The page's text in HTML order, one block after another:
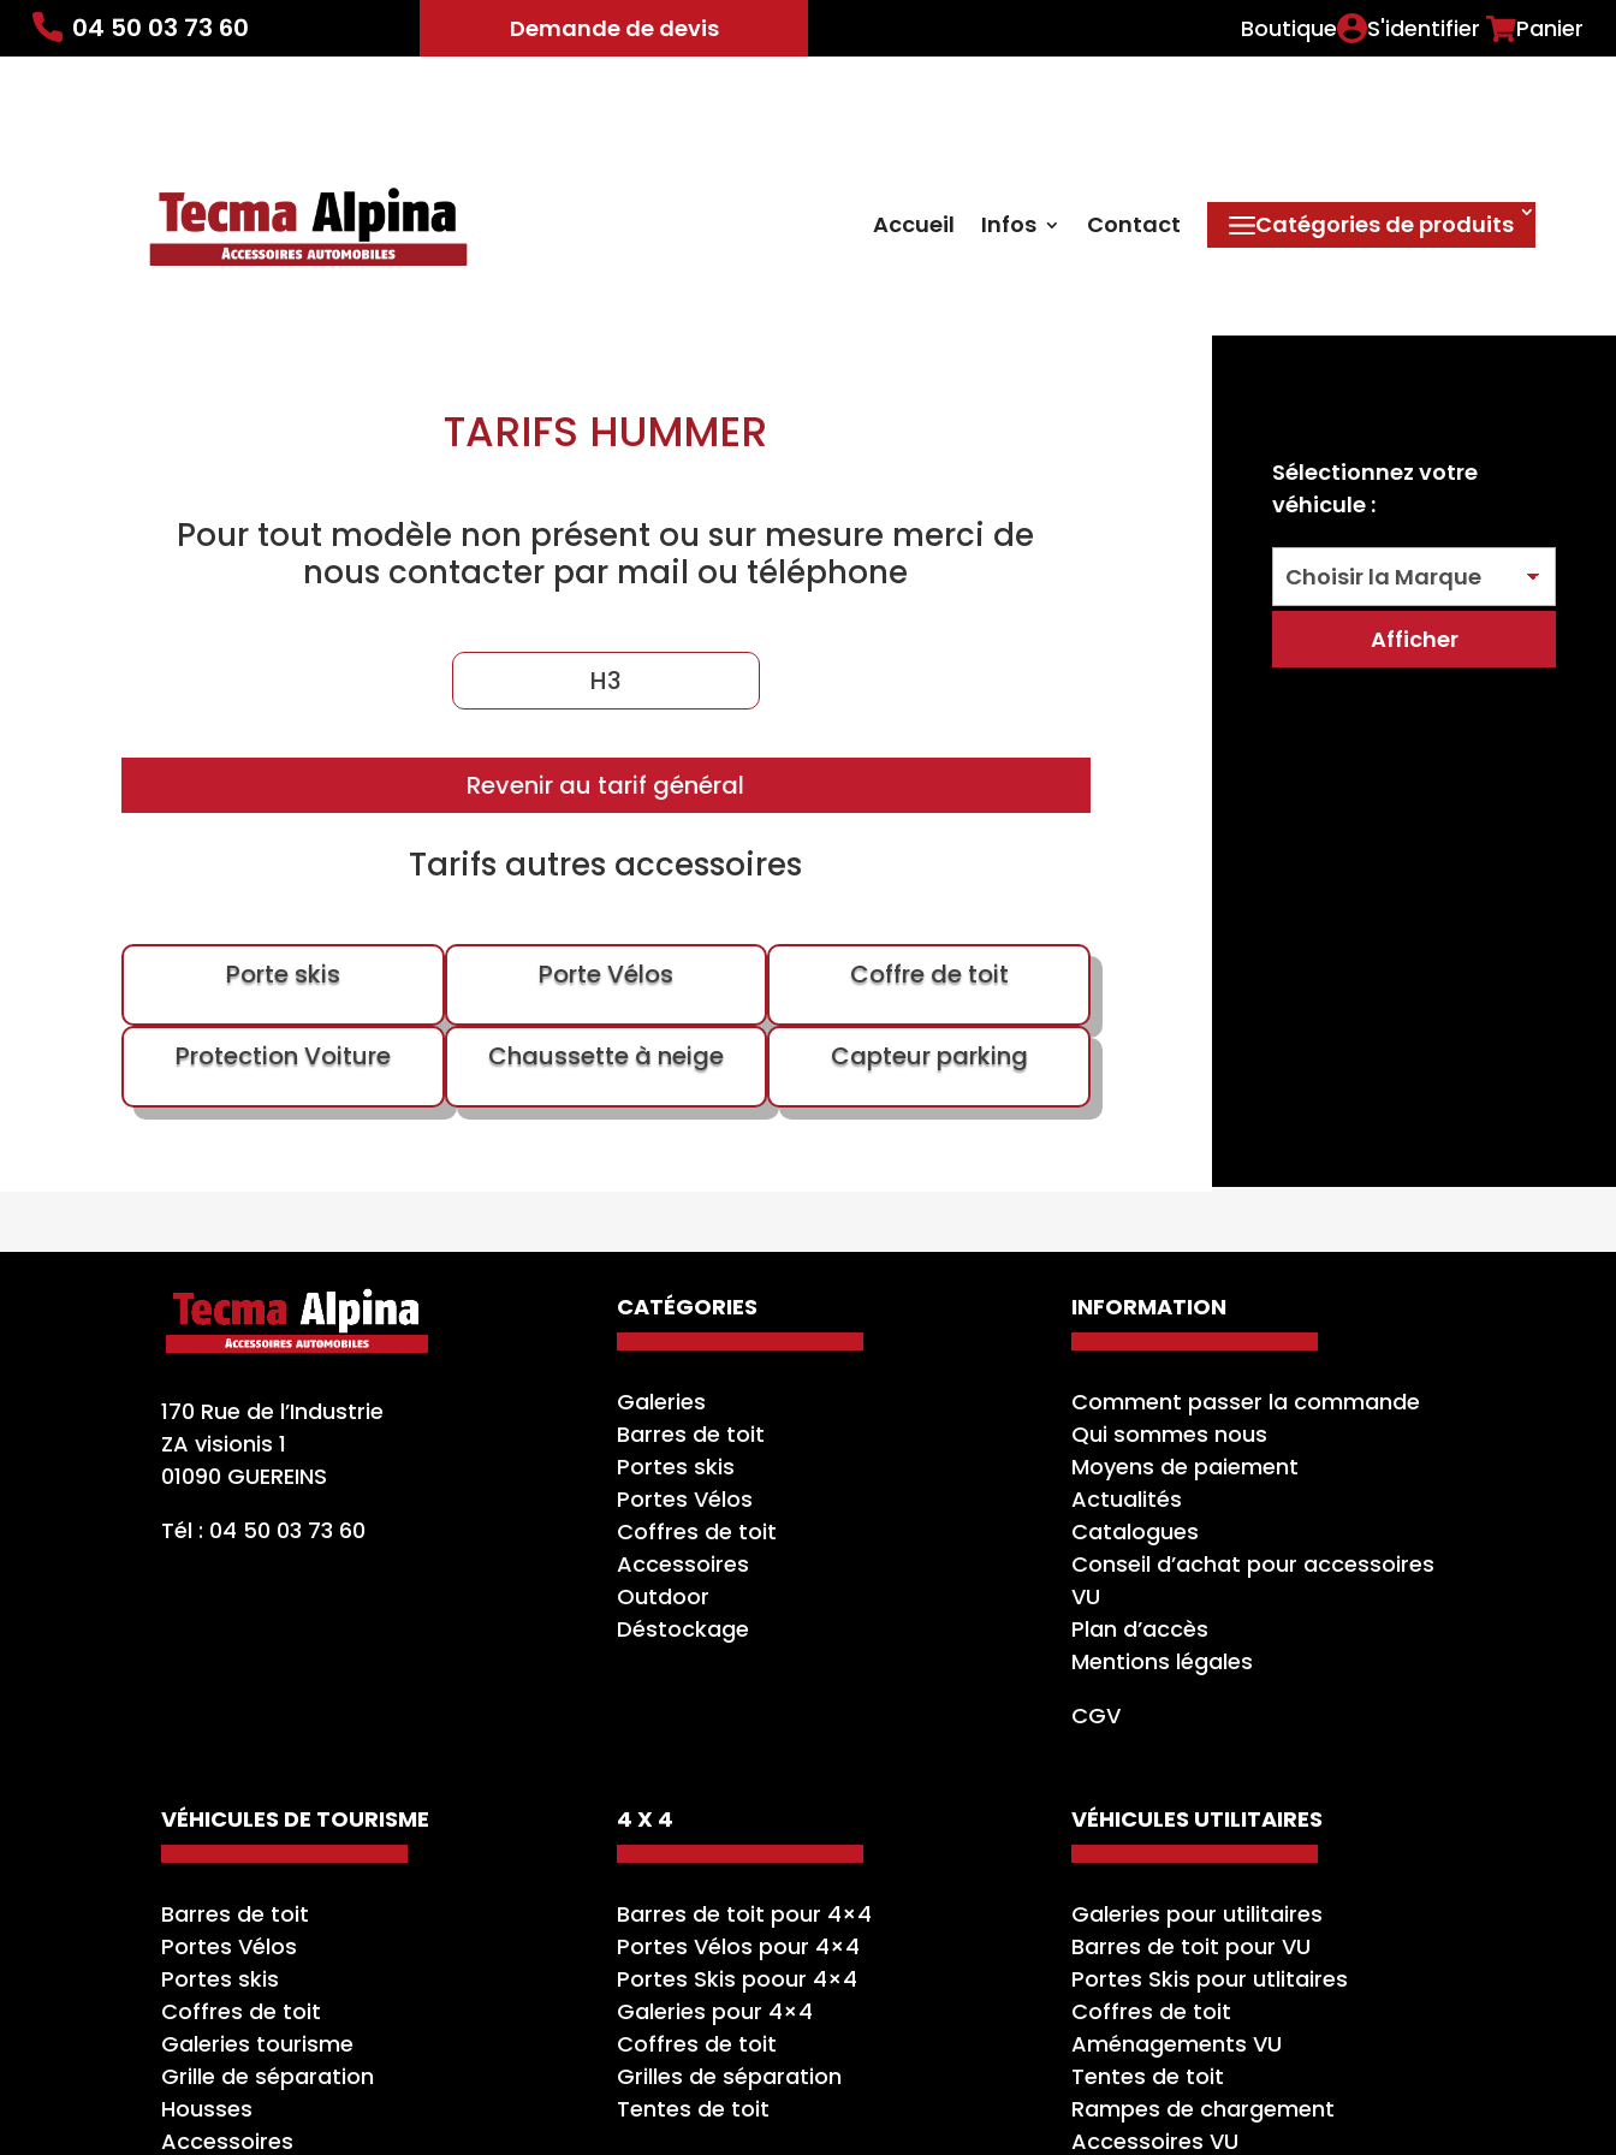
04 50 03 73 60 Demande de devis Boutique S'identifier Panier
Accueil Infos Contact Catégories de produits
TARIFS HUMMER
Pour tout modèle non présent ou sur mesure merci de
nous contacter par mail ou téléphone
H3
Revenir au tarif général
Tarifs autres accessoires
Porte skis
Protection Voiture
Porte Vélos
Chaussette à neige
Coffre de toit
Capteur parking
Sélectionnez votre
véhicule :
170 Rue de l’Industrie
ZA visionis 1
01090 GUEREINS
Tél : 04 50 03 73 60
CATÉGORIES
Galeries
Barres de toit
Portes skis
Portes Vélos
Coffres de toit
Accessoires
Outdoor
Déstockage
INFORMATION
Comment passer la commande
Qui sommes nous
Moyens de paiement
Actualités
Catalogues
Conseil d’achat pour accessoires
VU
Plan d’accès
Mentions légales
CGV
VÉHICULES DE TOURISME
Barres de toit
Portes Vélos
Portes skis
Coffres de toit
Galeries tourisme
Grille de séparation
Housses
Accessoires
4 X 4
Barres de toit pour 4×4
Portes Vélos pour 4×4
Portes Skis poour 4×4
Galeries pour 4×4
Coffres de toit
Grilles de séparation
Tentes de toit
VÉHICULES UTILITAIRES
Galeries pour utilitaires
Barres de toit pour VU
Portes Skis pour utlitaires
Coffres de toit
Aménagements VU
Tentes de toit
Rampes de chargement
Accessoires VU